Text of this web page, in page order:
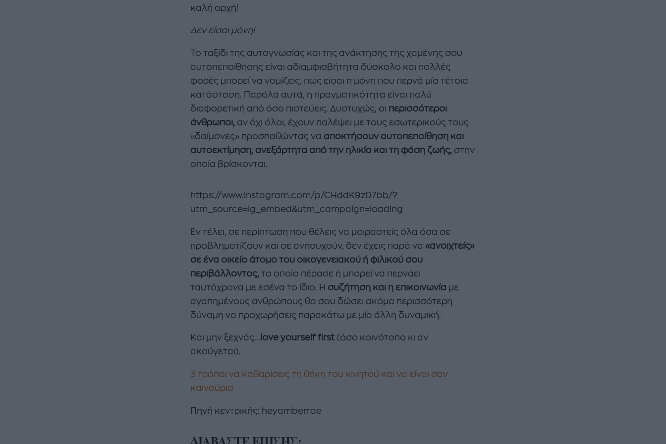
καλή αρχή!
Δεν είσαι μόνη!
Το ταξίδι της αυτογνωσίας και της ανάκτησης της χαμένης σου
αυτοπεποίθησης είναι αδιαμφισβήτητα δύσκολο και πολλές
φορές μπορεί να νομίζεις, πως είσαι η μόνη που περνά μία τέτοια
κατάσταση. Παρόλα αυτά, η πραγματικότητα είναι πολύ
διαφορετική από όσο πιστεύεις. Δυστυχώς, οι περισσότεροι
άνθρωποι, αν όχι όλοι, έχουν παλέψει με τους εσωτερικούς τους
«δαίμονες» προσπαθώντας να αποκτήσουν αυτοπεποίθηση και
αυτοεκτίμηση, ανεξάρτητα από την ηλικία και τη φάση ζωής, στην
οποία βρίσκονται.
https://www.instagram.com/p/CHddK9zD7bb/?
utm_source=ig_embed&utm_campaign=loading
Εν τέλει, σε περίπτωση που θέλεις να μοιραστείς όλα όσα σε
προβληματίζουν και σε ανησυχούν, δεν έχεις παρά να «ανοιχτείς»
σε ένα οικείο άτομο του οικογενειακού ή φιλικού σου
περιβάλλοντος, το οποίο πέρασε ή μπορεί να περνάει
ταυτόχρονα με εσένα το ίδιο. Η συζήτηση και η επικοινωνία με
αγαπημένους ανθρώπους θα σου δώσει ακόμα περισσότερη
δύναμη να προχωρήσεις παρακάτω με μία άλλη δυναμική.
Και μην ξεχνάς... love yourself first (όσο κοινότοπο κι αν
ακούγεται).
3 τρόποι να καθαρίσεις τη θήκη του κινητού και να είναι σαν
καινούρια
Πηγή κεντρικής: heyamberrae